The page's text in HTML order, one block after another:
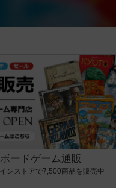
ボードゲーム通販
ンストアで7,500商品を販売中